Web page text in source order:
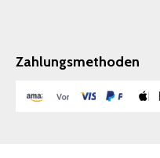
Zahlungsmethoden